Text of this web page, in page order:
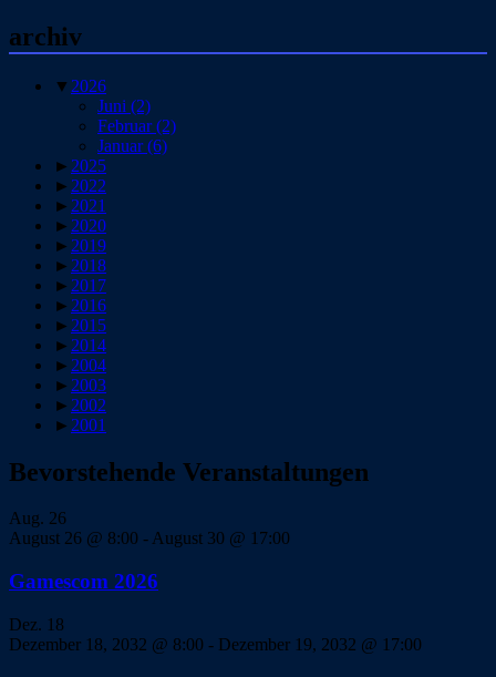
archiv
▼ 2026
Juni (2)
Februar(2)
Januar(6)
► 2025
► 2022
► 2021
► 2020
► 2019
► 2018
► 2017
► 2016
► 2015
► 2014
► 2004
► 2003
► 2002
► 2001
Bevorstehende Veranstaltungen
Aug. 26
August 26 @ 8:00 -August 30 @ 17:00
Gamescom 2026
Dez. 18
Dezember 18, 2032 @ 8:00 - Dezember 19, 2032 @ 17:00